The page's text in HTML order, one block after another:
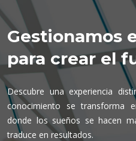
Gestionamos
para crear el
Descubre una experiencia
conocimiento se transforma
donde los sueños se hacen
traduce en resultados.